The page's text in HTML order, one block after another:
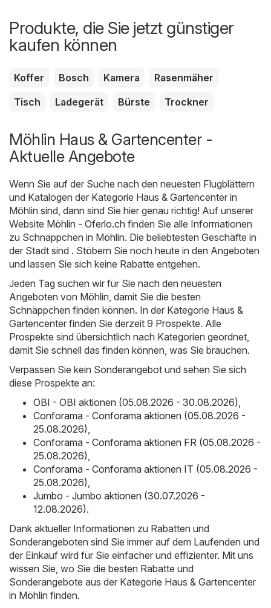
Produkte, die Sie jetzt günstiger
kaufen können
Koffer Bosch Kamera
Rasenmäher
Tisch
Ladegerät Bürste Trockner
Möhlin Haus & Gartencenter -
Aktuelle Angebote
Wenn Sie auf der Suche nach den neuesten Flugblättern
und Katalogen der Kategorie Haus & Gartencenter in
Möhlin sind, dann sind Sie hier genau richtig! Auf unserer
Website Möhlin - Oferlo.ch finden Sie alle Informationen
zu Schnäppchen in Möhlin. Die beliebtesten Geschäfte in
der Stadt sind . Stöbern Sie noch heute in den Angeboten
und lassen Sie sich keine Rabatte entgehen.
Jeden Tag suchen wir für Sie nach den neuesten
Angeboten von Möhlin, damit Sie die besten
Schnäppchen finden können. In der Kategorie Haus &
Gartencenter finden Sie derzeit 9 Prospekte. Alle
Prospekte sind übersichtlich nach Kategorien geordnet,
damit Sie schnell das finden können, was Sie brauchen.
Verpassen Sie kein Sonderangebot und sehen Sie sich
diese Prospekte an:
OBI - OBI aktionen (05.08.2026 - 30.08.2026),
Conforama - Conforama aktionen (05.08.2026 -
25.08.2026),
Conforama - Conforama aktionen FR (05.08.2026 -
25.08.2026),
Conforama - Conforama aktionen IT (05.08.2026 -
25.08.2026),
Jumbo - Jumbo aktionen (30.07.2026 -
12.08.2026).
Dank aktueller Informationen zu Rabatten und
Sonderangeboten sind Sie immer auf dem Laufenden und
der Einkauf wird für Sie einfacher und effizienter. Mit uns
wissen Sie, wo Sie die besten Rabatte und
Sonderangebote aus der Kategorie Haus & Gartencenter
in Möhlin finden.